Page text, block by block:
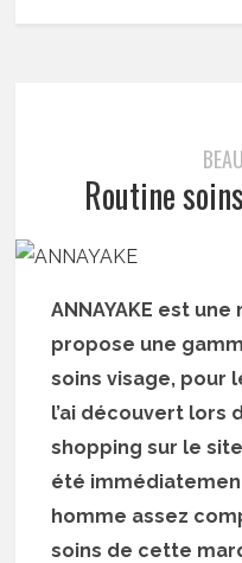
Routine
ANNAYAKE est
propose une
soins visage, pour
l’ai découvert lors
shopping sur le site
été
homme assez
soins de cette